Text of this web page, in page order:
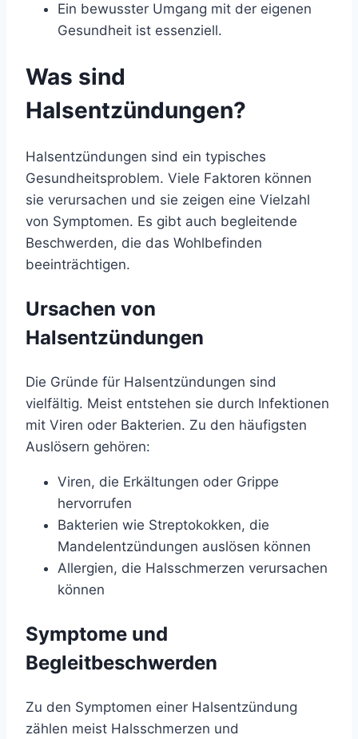
Ein bewusster Umgang mit der eigenen
Gesundheit ist essenziell.
Was sind
Halsentzündungen?
Halsentzündungen sind ein typisches
Gesundheitsproblem. Viele Faktoren können
sie verursachen und sie zeigen eine Vielzahl
von Symptomen. Es gibt auch begleitende
Beschwerden, die das Wohlbefinden
beeinträchtigen.
Ursachen von
Halsentzündungen
Die Gründe für Halsentzündungen sind
vielfältig. Meist entstehen sie durch Infektionen
mit Viren oder Bakterien. Zu den häufigsten
Auslösern gehören:
Viren, die Erkältungen oder Grippe
hervorrufen
Bakterien wie Streptokokken, die
Mandelentzündungen auslösen können
Allergien, die Halsschmerzen verursachen
können
Symptome und
Begleitbeschwerden
Zu den Symptomen einer Halsentzündung
zählen meist Halsschmerzen und